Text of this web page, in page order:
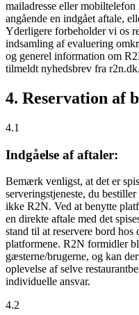
mailadresse eller
angående en indgået aftale,
Yderligere forbeholder vi os
indsamling af evaluering
og generel information om
tilmeldt nyhedsbrev fra r2n.dk.
4. Reservation af
4.1
Indgåelse af aftaler:
Bemærk venligst, at det er
serveringstjeneste, du
ikke R2N. Ved at benytte
en direkte aftale med det
stand til at reservere bord hos
platformene. R2N formidler
gæsterne/brugerne, og kan
oplevelse af selve
individuelle ansvar.
4.2